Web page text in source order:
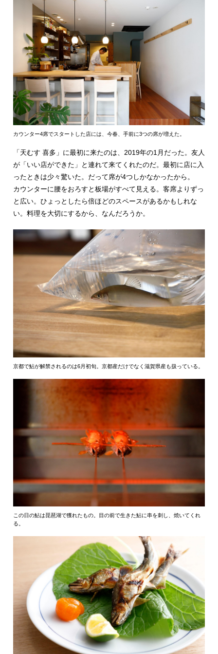
カウンター4席でスタートした店には、今春、手前に3つの席が増えた。
「天むす 喜多」に最初に来たのは、2019年の1月だった。友人
が「いい店ができた」と連れて来てくれたのだ。最初に店に入
ったときは少々驚いた。だって席が4つしかなかったから。
カウンターに腰をおろすと板場がすべて見える。客席よりずっ
と広い。ひょっとしたら倍ほどのスペースがあるかもしれな
い。料理を大切にするから、なんだろうか。
京都で鮎が解禁されるのは6月初旬。京都産だけでなく滋賀県産も扱っている。
この日の鮎は琵琶湖で獲れたもの。目の前で生きた鮎に串を刺し、焼いてくれ
る。